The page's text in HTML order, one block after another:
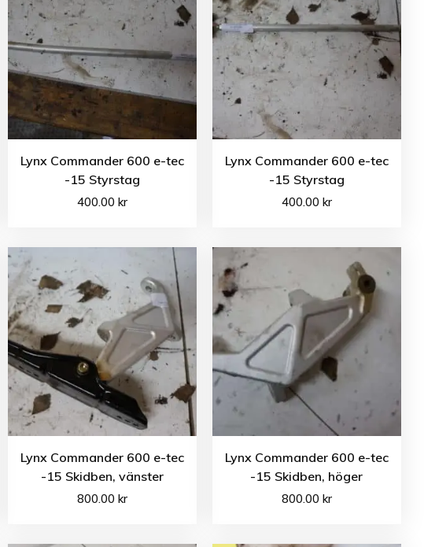
Lynx Commander 600 e-tec
-15 Styrstag
400.00 kr
Lynx Commander 600 e-tec
-15 Styrstag
400.00 kr
Lynx Commander 600 e-tec
-15 Skidben, vänster
800.00 kr
Lynx Commander 600 e-tec
-15 Skidben, höger
800.00 kr